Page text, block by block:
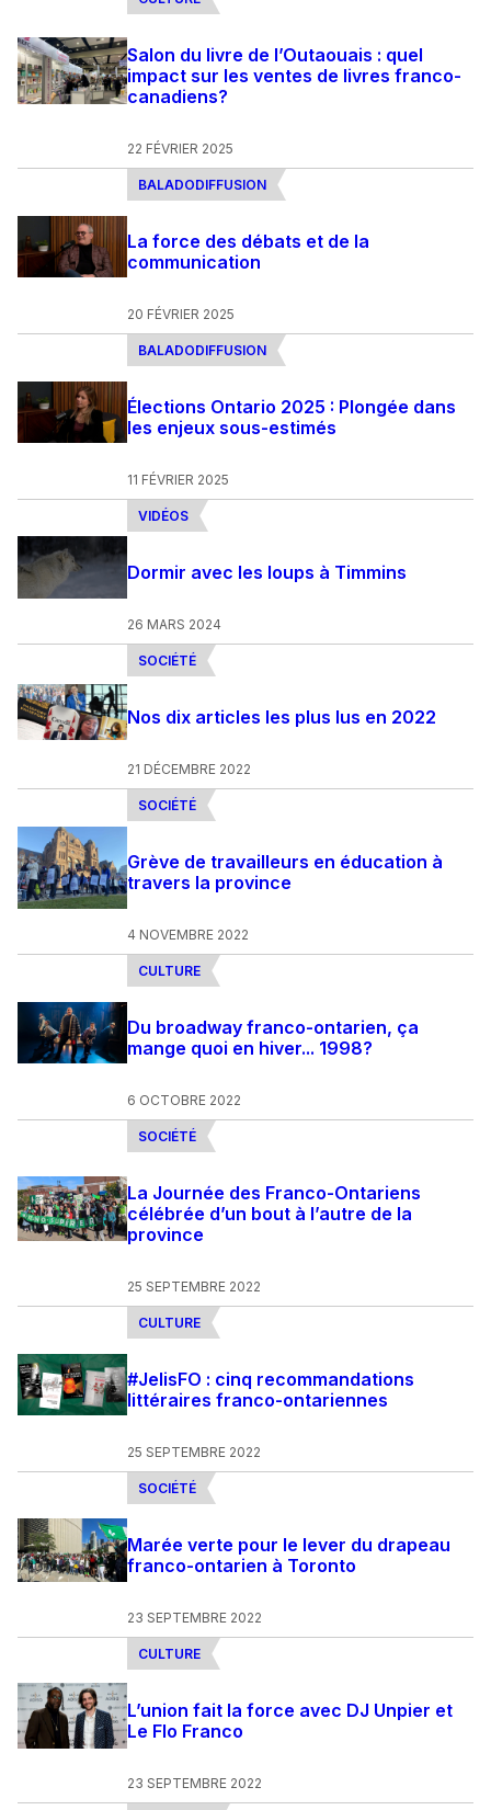
Salon du livre de l’Outaouais : quel
impact sur les ventes de livres franco-
canadiens?
22 FÉVRIER 2025
BALADODIFFUSION
La force des débats et de la
communication
20 FÉVRIER 2025
BALADODIFFUSION
Élections Ontario 2025 : Plongée dans
les enjeux sous-estimés
11 FÉVRIER 2025
VIDÉOS
Dormir avec les loups à Timmins
26 MARS 2024
SOCIÉTÉ
Nos dix articles les plus lus en 2022
21 DÉCEMBRE 2022
SOCIÉTÉ
Grève de travailleurs en éducation à
travers la province
4 NOVEMBRE 2022
CULTURE
Du broadway franco-ontarien, ça
mange quoi en hiver... 1998?
6 OCTOBRE 2022
SOCIÉTÉ
La Journée des Franco-Ontariens
célébrée d’un bout à l’autre de la
province
25 SEPTEMBRE 2022
CULTURE
#JelisFO : cinq recommandations
littéraires franco-ontariennes
25 SEPTEMBRE 2022
SOCIÉTÉ
Marée verte pour le lever du drapeau
franco-ontarien à Toronto
23 SEPTEMBRE 2022
CULTURE
L’union fait la force avec DJ Unpier et
Le Flo Franco
23 SEPTEMBRE 2022